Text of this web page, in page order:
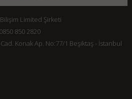
Limited Şirketi
0850 850 2820
Konak Ap. No:77/1 Beşiktaş - İstanbul